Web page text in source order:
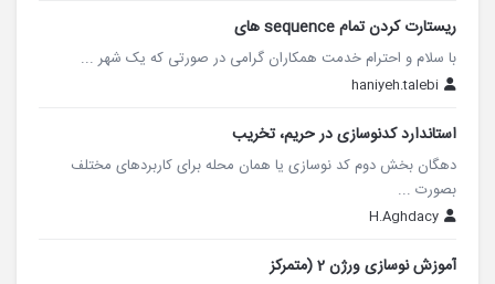
ریستارت کردن تمام sequence های
با سلام و احترام خدمت همکاران گرامی در صورتی که یک شهر ...
haniyeh.talebi
استاندارد کدنوسازی در حریم، تخریب
دهگان بخش دوم کد نوسازی یا همان محله برای کاربردهای مختلف
بصورت ...
H.Aghdacy
آموزش نوسازی ورژن 2 (متمرکز